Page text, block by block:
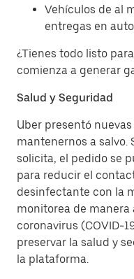
Vehículos de al
entregas en auto
¿Tienes todo listo
comienza a generar
Salud y Seguridad
Uber presentó
mantenernos a salvo.
solicita, el pedido se
para reducir el
desinfectante con la
monitorea de
coronavirus (COVID-
preservar la salud y
la plataforma.